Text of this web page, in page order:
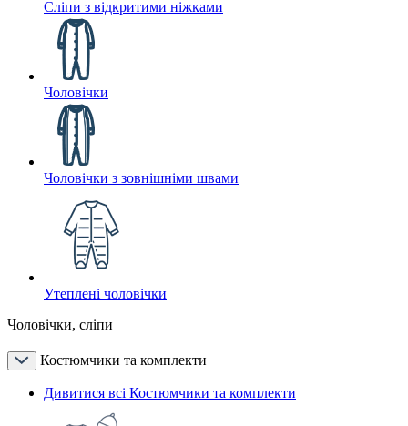
Сліпи з відкритими ніжками
Чоловічки
Чоловічки з зовнішніми швами
Утеплені чоловічки
Чоловічки, сліпи
Костюмчики та комплекти
Дивитися всі Костюмчики та комплекти